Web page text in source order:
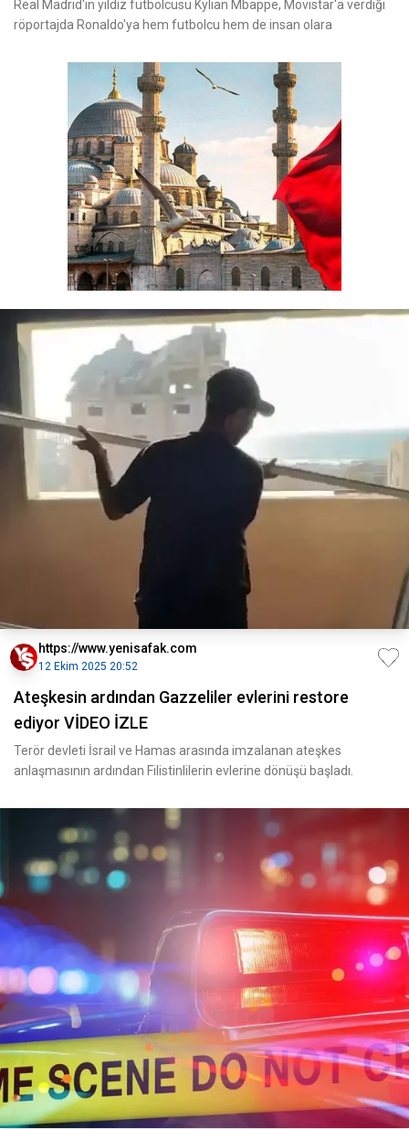
Real Madrid'in yıldız futbolcusu Kylian Mbappe, Movistar'a verdiği
röportajda Ronaldo'ya hem futbolcu hem de insan olara
https://www.yenisafak.com
12 Ekim 2025 20:52
Ateşkesin ardından Gazzeliler evlerini restore
ediyor VİDEO İZLE
Terör devleti İsrail ve Hamas arasında imzalanan ateşkes
anlaşmasının ardından Filistinlilerin evlerine dönüşü başladı.